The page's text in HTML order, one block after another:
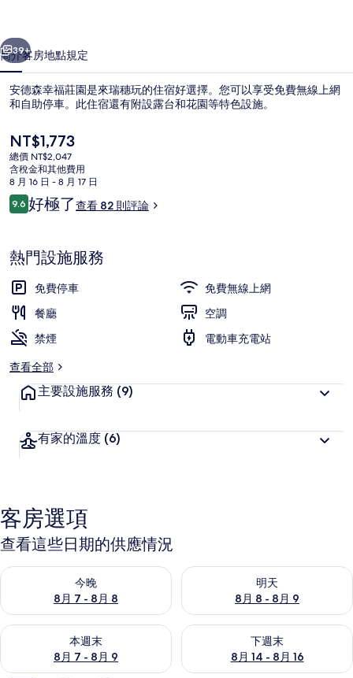
的
相
片
個 下一個
39+
簡介客房地點規定
安德森幸福莊園是來瑞穗玩的住宿好選擇。您可以享受免費無線上網
和自助停車。此住宿還有附設露台和花園等特色設施。
目
前
的
價
格
是
NT$1,773
總價 NT$2,047
含稅金和其他費用
8 月 16 日 - 8 月 17 日
評
論
9.69.6 分，滿分 10 分，
好極了查看 82 則評論
熱門設施服務
免費停車
免費無線上網
餐廳
空調
禁煙
電動車充電站
查看全部
主要設施服務 (9)
有家的溫度 (6)
客房選項
查看這些日期的供應情況
今晚
8月 7 - 8月 8
查看今晚 (8月 7 - 8月 8) 的供應情況
明天
8月 8 - 8月 9
查看明天 (8月 8 - 8月 9) 的供
本週末
8月 7 - 8月 9
查看本週末 (8月 7 - 8月 9) 的供應情況
下週末
8月 14 - 8月 16
查看下週末 (8月 14 - 8月 16)